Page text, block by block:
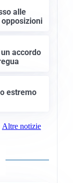
alle
accordo
estremo
Altre notizie